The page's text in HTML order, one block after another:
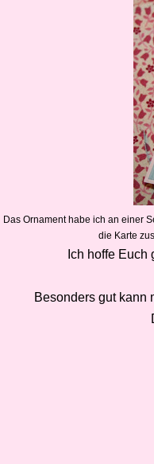
Das Ornament habe ich an einer
die Karte
Ich hoffe
Besonders gut kann